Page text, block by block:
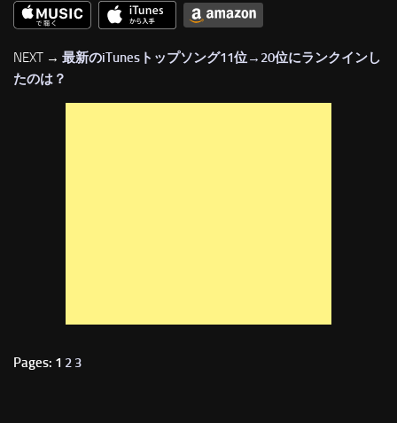
NEXT → 最新のiTunesトップソング11位→20位にランクインし
たのは？
Pages: 1 2 3